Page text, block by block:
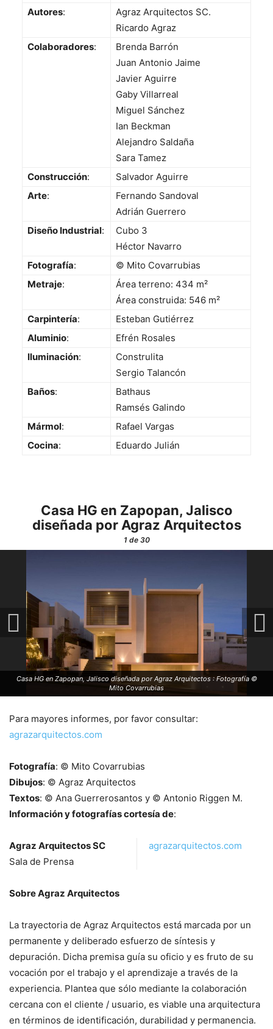
Autores:
Agraz Arquitectos SC.
Ricardo Agraz
Colaboradores:
Brenda Barrón
Juan Antonio Jaime
Javier Aguirre
Gaby Villarreal
Miguel Sánchez
Ian Beckman
Alejandro Saldaña
Sara Tamez
Construcción:
Salvador Aguirre
Arte:
Fernando Sandoval
Adrián Guerrero
Diseño Industrial:
Cubo 3
Héctor Navarro
Fotografía:
© Mito Covarrubias
Metraje:
Área terreno: 434 m²
Área construida: 546 m²
Carpintería:
Esteban Gutiérrez
Aluminio:
Efrén Rosales
Iluminación:
Construlita
Sergio Talancón
Baños:
Bathaus
Ramsés Galindo
Mármol:
Rafael Vargas
Cocina: Eduardo Julián
Casa HG en Zapopan, Jalisco
diseñada por Agraz Arquitectos
1de 30
Casa HG en Zapopan, Jalisco diseñada por Agraz Arquitectos : Fotografía ©
Mito Covarrubias
Para mayores informes, por favor consultar:
agrazarquitectos.com
Fotografía: © Mito Covarrubias
Dibujos: © Agraz Arquitectos
Textos: © Ana Guerrerosantos y © Antonio Riggen M.
Información y fotografías cortesía de:
Agraz Arquitectos SC
Sala de Prensa
agrazarquitectos.com
Sobre Agraz Arquitectos
La trayectoria de Agraz Arquitectos está marcada por un
permanente y deliberado esfuerzo de síntesis y
depuración. Dicha premisa guía su oficio y es fruto de su
vocación por el trabajo y el aprendizaje a través de la
experiencia. Plantea que sólo mediante la colaboración
cercana con el cliente / usuario, es viable una arquitectura
en términos de identificación, durabilidad y permanencia.